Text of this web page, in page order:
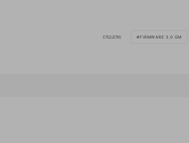
ETIQUETAS FIRMWARE 3.0 GM